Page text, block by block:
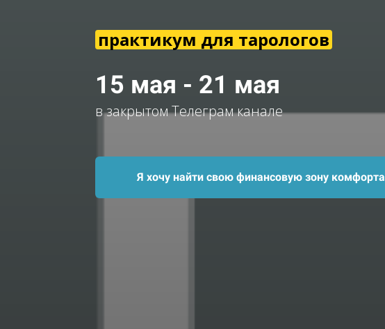
практикум для тарологов
15 мая - 21 мая
в закрытом Телеграм канале
Я хочу найти свою финансовую зону комфорта